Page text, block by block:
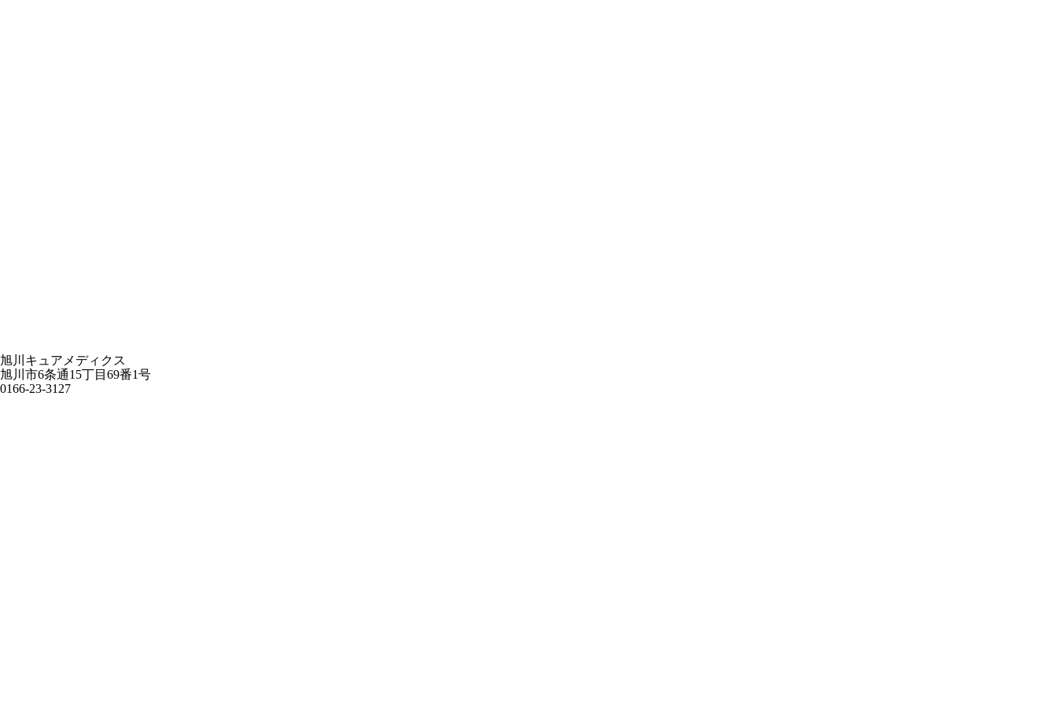
旭川キュアメディクス
旭川市6条通15丁目69番1号
0166-23-3127